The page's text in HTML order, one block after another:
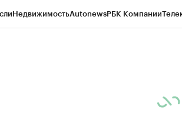
НедвижимостьAutonewsРБК Компании